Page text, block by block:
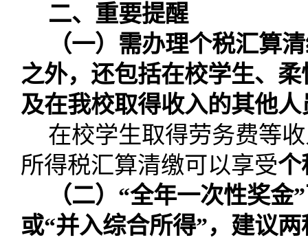
二、重要提醒
（一）需办理个税汇算
之外，还包括在校学生、
及在我校取得收入的其他人
在校学生取得劳务费等
所得税汇算清缴可以享受个
（二）“全年一次性奖
或“并入综合所得”，建议